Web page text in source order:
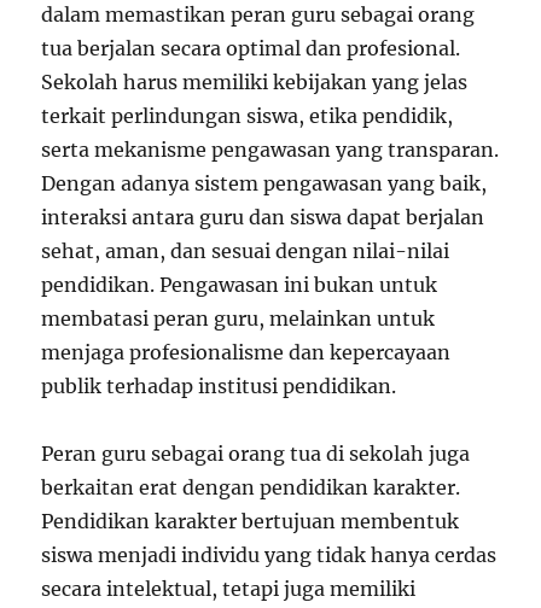
dalam memastikan peran guru sebagai orang
tua berjalan secara optimal dan profesional.
Sekolah harus memiliki kebijakan yang jelas
terkait perlindungan siswa, etika pendidik,
serta mekanisme pengawasan yang transparan.
Dengan adanya sistem pengawasan yang baik,
interaksi antara guru dan siswa dapat berjalan
sehat, aman, dan sesuai dengan nilai-nilai
pendidikan. Pengawasan ini bukan untuk
membatasi peran guru, melainkan untuk
menjaga profesionalisme dan kepercayaan
publik terhadap institusi pendidikan.
Peran guru sebagai orang tua di sekolah juga
berkaitan erat dengan pendidikan karakter.
Pendidikan karakter bertujuan membentuk
siswa menjadi individu yang tidak hanya cerdas
secara intelektual, tetapi juga memiliki